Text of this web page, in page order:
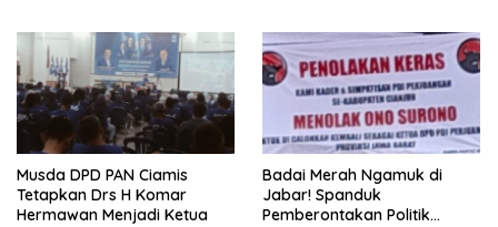
Musda DPD PAN Ciamis
Tetapkan Drs H Komar
Hermawan Menjadi Ketua
Badai Merah Ngamuk di
Jabar! Spanduk
Pemberontakan Politik